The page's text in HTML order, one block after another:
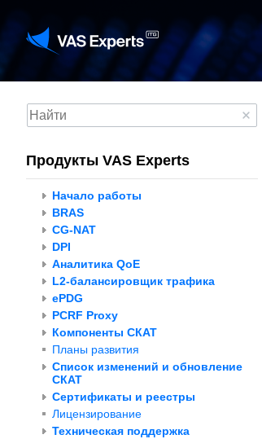
Продукты VAS Experts
Начало работы
BRAS
CG-NAT
DPI
Аналитика QoE
L2-балансировщик трафика
ePDG
PCRF Proxy
Компоненты СКАТ
Планы развития
Список изменений и обновление
СКАТ
Сертификаты и реестры
Лицензирование
Техническая поддержка